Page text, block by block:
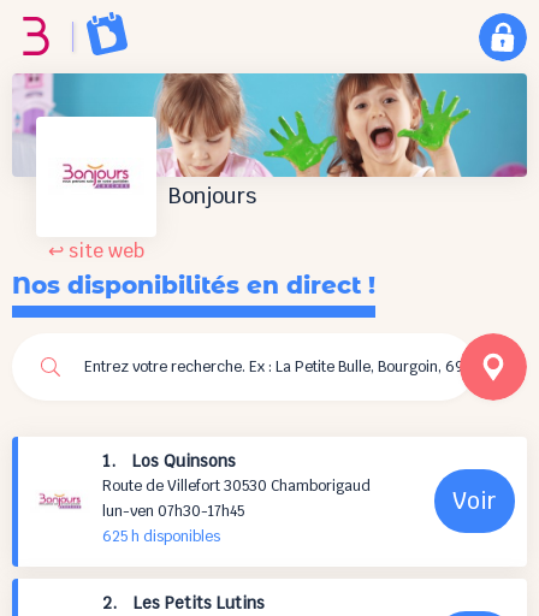
↩ site web
Bonjours
Nos disponibilités en direct !
1. Los Quinsons
Route de Villefort 30530 Chamborigaud
lun-ven 07h30-17h45
625 h disponibles
Voir
2. Les Petits Lutins